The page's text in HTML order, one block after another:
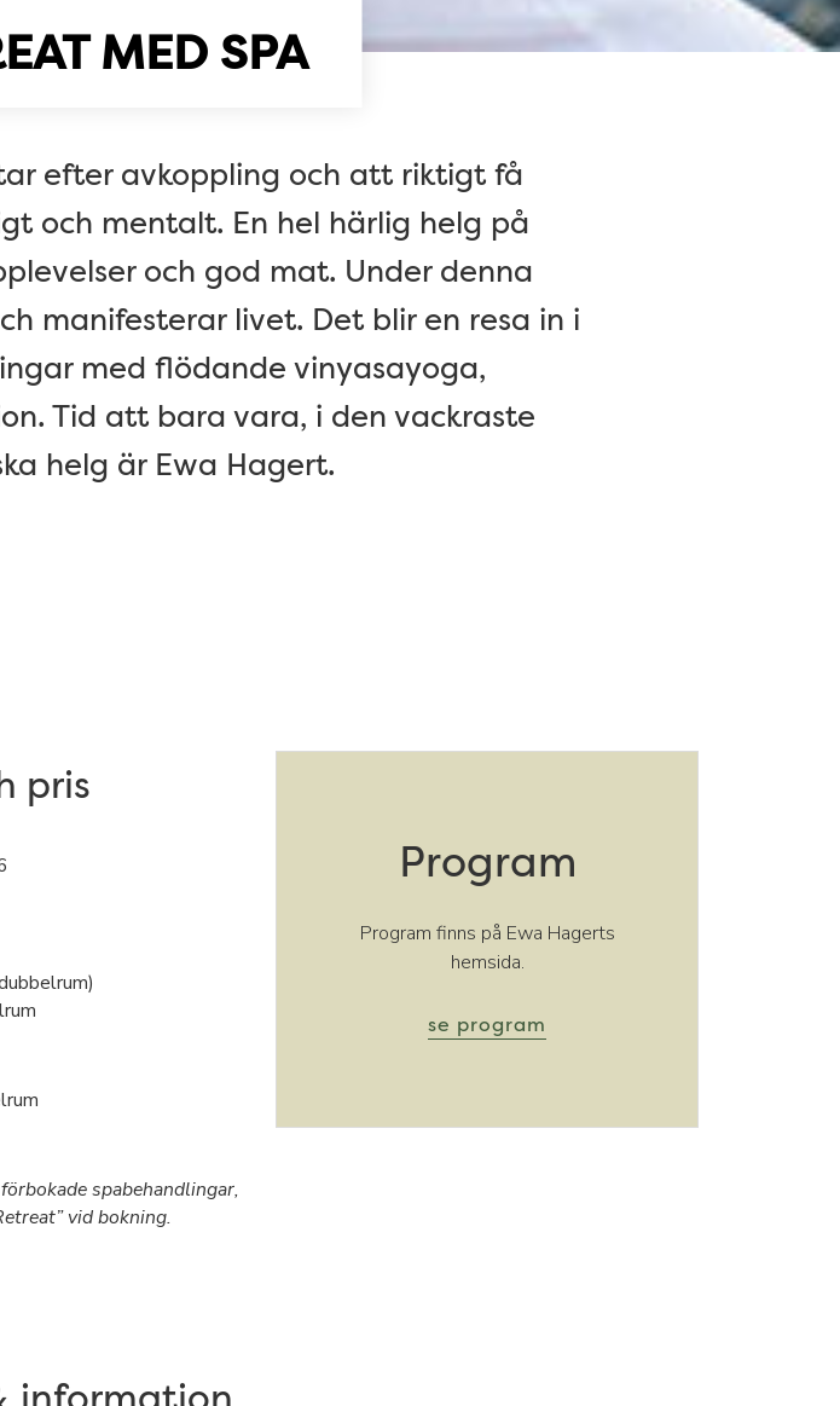
MED SPA
efter avkoppling och att riktigt få
och mentalt. En hel härlig helg på
och god mat. Under denna
manifesterar livet. Det blir en resa in i
med flödande vinyasayoga,
Tid att bara vara, i den vackraste
helg är Ewa Hagert.
pris
spabehandlingar,
vid bokning.
Program
Program finns på Ewa Hagerts
hemsida.
se program